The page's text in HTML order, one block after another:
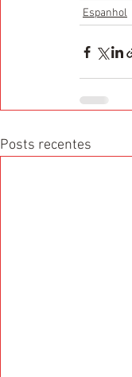
Espanhol
Posts recentes